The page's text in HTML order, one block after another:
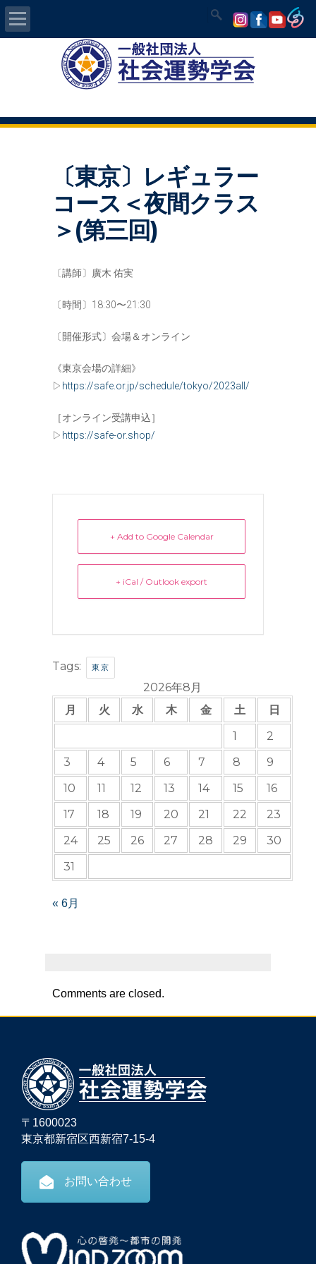
気学/易 セミナー
講師の紹介
〔東京〕レギュラー
コース＜夜間クラス
＞(第三回)
〔講師〕廣木 佑実
〔時間〕18:30〜21:30
〔開催形式〕会場＆オンライン
《東京会場の詳細》
▷ https://safe.or.jp/schedule/tokyo/2023all/
［オンライン受講申込］
▷ https://safe-or.shop/
+ Add to Google Calendar
+ iCal / Outlook export
Tags: 東京
2026年8月
月
火 水 木 金 土
日
1
2
3
4 5 6 7 8
9
10
11 12 13 14 15
16
17
18 19 20 21 22
23
24
25 26 27 28 29
30
31
« 6月
Comments are closed.
〒1600023
東京都新宿区西新宿7-15-4
お問い合わせ